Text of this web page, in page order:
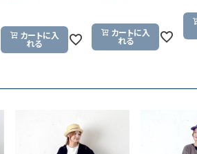
GRAMICCI（グラミチ）
HUNTER（ハンター）
ICHI（イチ）
カートに入
れる
カートに入
れる